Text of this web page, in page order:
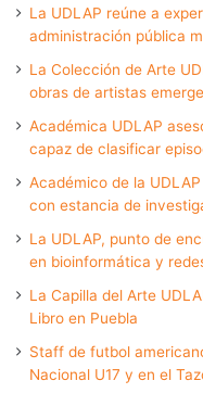
La UDLAP reúne a
administración pública
La Colección de Arte
obras de artistas
Académica UDLAP
capaz de clasificar
Académico de la
con estancia de
La UDLAP, punto de
en bioinformática y
La Capilla del Arte
Libro en Puebla
Staff de futbol
Nacional U17 y en el